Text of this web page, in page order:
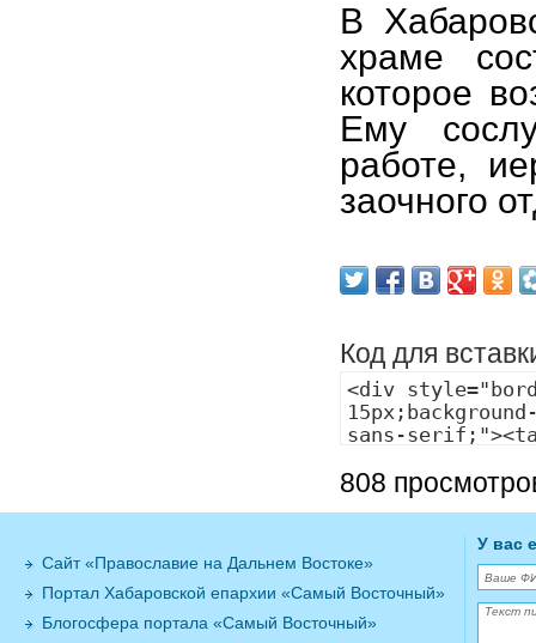
В
храме
которое
Ему
работе,
заочного
Код для
808
Сайт «Православие на Дальнем Востоке»
Портал Хабаровской епархии «Самый Восточный»
Блогосфера портала «Самый Восточный»
У вас